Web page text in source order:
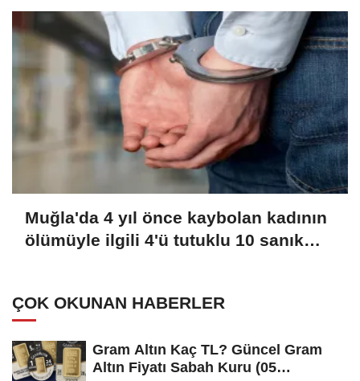
Muğla'da 4 yıl önce kaybolan kadının
ölümüyle ilgili 4'ü tutuklu 10 sanık
ÇOK OKUNAN HABERLER
Gram Altın Kaç TL? Güncel Gram
Altın Fiyatı Sabah Kuru (05